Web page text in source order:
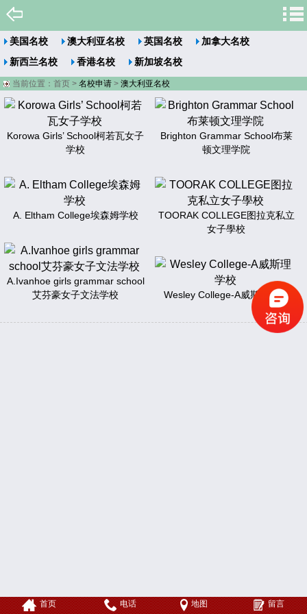
美国名校 澳大利亚名校 英国名校
加拿大名校
新西兰名校
香港名校 新加坡名校
当前位置： 首页 > 名校申请 > 澳大利亚名校
Korowa Girls’ School柯若瓦女子
学校
Brighton Grammar School布莱
顿文理学院
A. Eltham College埃森姆学校
TOORAK COLLEGE图拉克私立
女子學校
A.Ivanhoe girls grammar school
艾芬豪女子文法学校
Wesley College-A威斯理学校
首页 电话 地图 留言